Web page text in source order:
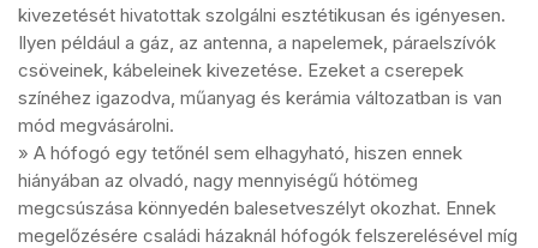
kivezetését hivatottak szolgálni esztétikusan és igényesen.
Ilyen például a gáz, az antenna, a napelemek, páraelszívók
csöveinek, kábeleinek kivezetése. Ezeket a cserepek
színéhez igazodva, műanyag és kerámia változatban is van
mód megvásárolni.
» A hófogó egy tetőnél sem elhagyható, hiszen ennek
hiányában az olvadó, nagy mennyiségű hótömeg
megcsúszása könnyedén balesetveszélyt okozhat. Ennek
megelőzésére családi házaknál hófogók felszerelésével míg